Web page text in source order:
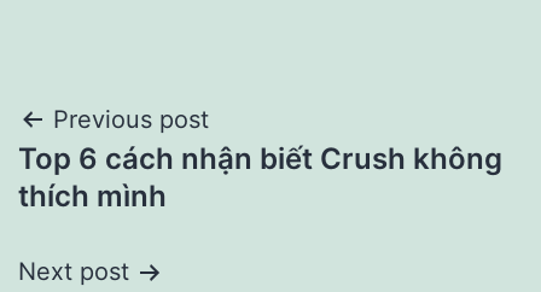
Post
navigation
Previous post
Top 6 cách nhận biết Crush không
thích mình
Next post